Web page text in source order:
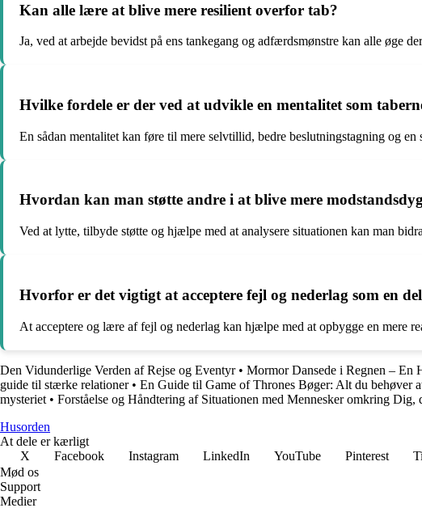
Kan alle lære at blive mere resilient overfor tab?
Ja, ved at arbejde bevidst på ens tankegang og adfærdsmønstre kan alle øge
Hvilke fordele er der ved at udvikle en mentalitet som
En sådan mentalitet kan føre til mere selvtillid, bedre beslutningstagning og
Hvordan kan man støtte andre i at blive mere
Ved at lytte, tilbyde støtte og hjælpe med at analysere situationen kan man
Hvorfor er det vigtigt at acceptere fejl og nederlag som en
At acceptere og lære af fejl og nederlag kan hjælpe med at opbygge en mere
Den Vidunderlige Verden af Rejse og Eventyr• Mormor Dansede i Regnen – En
guide til stærke relationer• En Guide til Game of Thrones Bøger: Alt du behøver
mysteriet • Forståelse og Håndtering af Situationen med Mennesker omkring Dig,
Husorden
At dele er kærligt
X
Facebook Instagram LinkedIn YouTube Pinterest
Mød os
Support
Medier